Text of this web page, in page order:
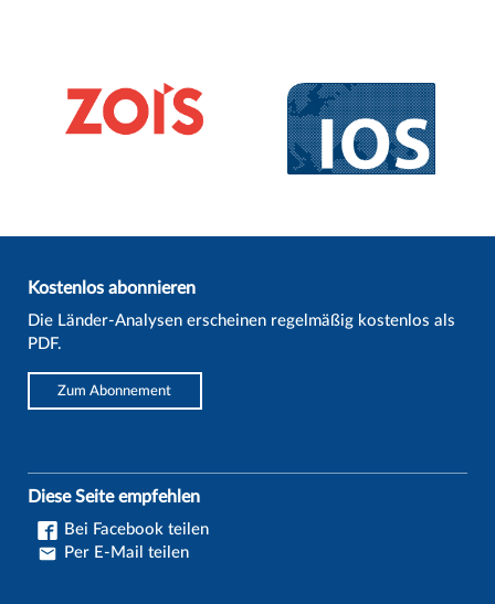
Kostenlos abonnieren
Die Länder-Analysen erscheinen regelmäßig kostenlos als
PDF.
Zum Abonnement
Diese Seite empfehlen
Bei Facebook teilen
Per E-Mail teilen